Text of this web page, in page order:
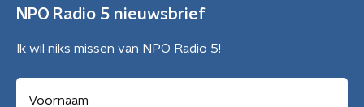
NPO Radio 5 nieuwsbrief
Ik wil niks missen van NPO Radio 5!